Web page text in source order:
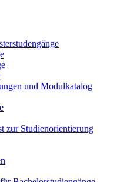
und Modulkatalog
zur Studienorientierung